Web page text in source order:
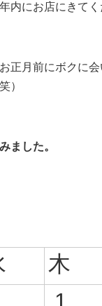
内にお店にきてく
正月前にボクに
）
ました。
木